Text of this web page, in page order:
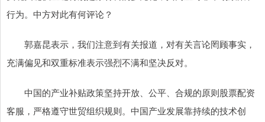
行为。中方对此有何评论？
郭嘉昆表示，我们注意到有关报道，对有关言论罔顾事实，
充满偏见和双重标准表示强烈不满和坚决反对。
中国的产业补贴政策坚持开放、公平、合规的原则股票配资
客服，严格遵守世贸组织规则。中国产业发展靠持续的技术创